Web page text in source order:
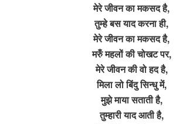
मेरे जीवन का मकसद है,
तुम्हे बस याद करना ही,
मेरे जीवन का मकसद है,
मरुँ महलों की चोखट पर,
मेरे जीवन की वो हद है,
मिला लो बिंदु सिन्धु में,
मुझे माया सताती है,
तुम्हारी याद आती है,